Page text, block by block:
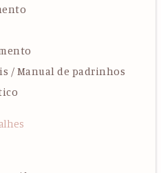
/ Manual de padrinhos